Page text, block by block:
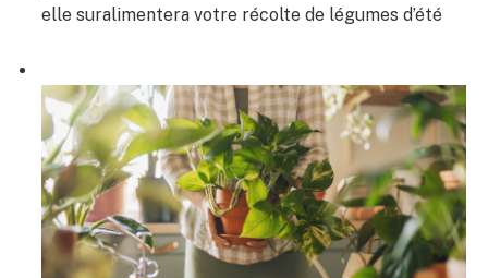
elle suralimentera votre récolte de légumes d’été